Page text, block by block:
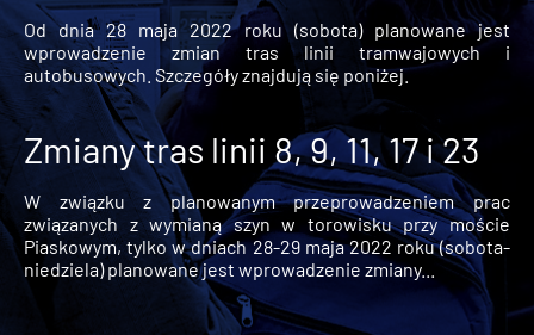
Od dnia 28 maja 2022 roku (sobota) planowane jest
wprowadzenie zmian tras linii tramwajowych i
autobusowych. Szczegóły znajdują się poniżej.
Zmiany tras linii 8, 9, 11, 17 i 23
W związku z planowanym przeprowadzeniem prac
związanych z wymianą szyn w torowisku przy moście
Piaskowym, tylko w dniach 28-29 maja 2022 roku (sobota-
niedziela) planowane jest wprowadzenie zmiany...